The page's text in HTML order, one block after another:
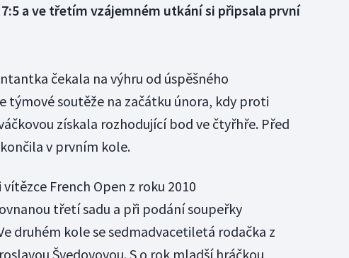
a ve třetím vzájemném utkání si připsala první
čekala na výhru od úspěšného
týmové soutěže na začátku února, kdy proti
získala rozhodující bod ve čtyřhře. Před
v prvním kole.
French Open z roku 2010
třetí sadu a při podání soupeřky
druhém kole se sedmadvacetiletá rodačka z
Švedovovou. S o rok mladší hráčkou